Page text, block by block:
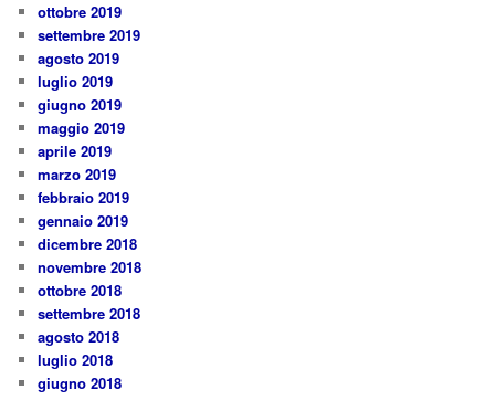
ottobre 2019
settembre 2019
agosto 2019
luglio 2019
giugno 2019
maggio 2019
aprile 2019
marzo 2019
febbraio 2019
gennaio 2019
dicembre 2018
novembre 2018
ottobre 2018
settembre 2018
agosto 2018
luglio 2018
giugno 2018